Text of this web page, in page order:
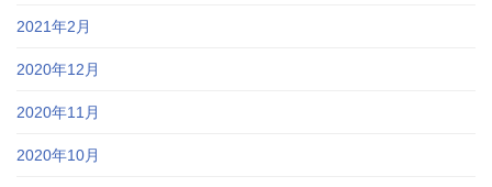
2021年2月
2020年12月
2020年11月
2020年10月